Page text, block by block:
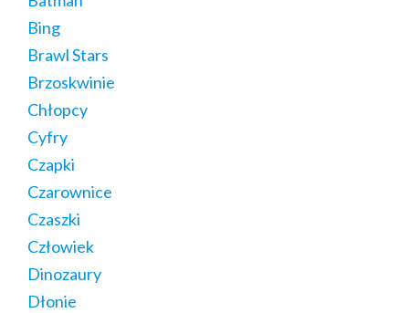
Bing
Brawl Stars
Brzoskwinie
Chłopcy
Cyfry
Czapki
Czarownice
Czaszki
Człowiek
Dinozaury
Dłonie